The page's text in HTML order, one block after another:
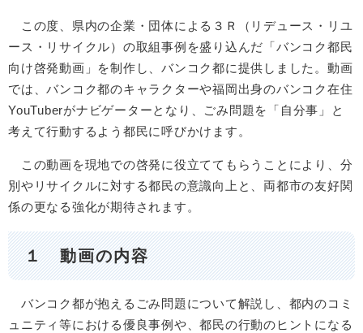
この度、県内の企業・団体による３Ｒ（リデュース・リユ
ース・リサイクル）の取組事例を盛り込んだ「バンコク都民
向け啓発動画」を制作し、バンコク都に提供しました。動画
では、バンコク都のキャラクターや福岡出身のバンコク在住
YouTuberがナビゲーターとなり、ごみ問題を「自分事」と
考えて行動するよう都民に呼びかけます。
この動画を現地での啓発に役立ててもらうことにより、分
別やリサイクルに対する都民の意識向上と、両都市の友好関
係の更なる強化が期待されます。
１ 動画の内容
バンコク都が抱えるごみ問題について解説し、都内のコミ
ュニティ等における優良事例や、都民の行動のヒントになる